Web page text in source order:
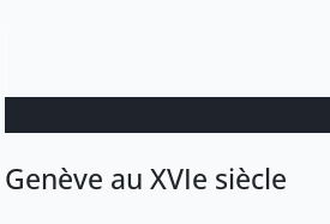
Genève au XVIe siècle